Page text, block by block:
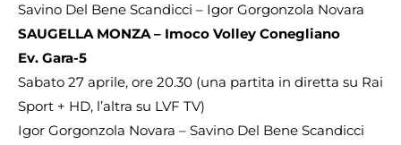
Savino Del Bene Scandicci – Igor Gorgonzola Novara
SAUGELLA MONZA – Imoco Volley Conegliano
Ev. Gara-5
Sabato 27 aprile, ore 20.30 (una partita in diretta su Rai
Sport + HD, l’altra su LVF TV)
Igor Gorgonzola Novara – Savino Del Bene Scandicci